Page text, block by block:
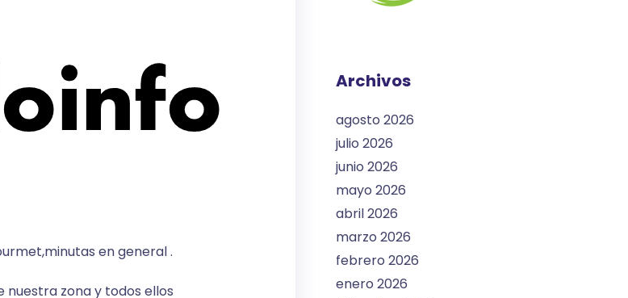
en general .
nuestra zona y todos ellos
Archivos
agosto 2026
julio 2026
junio 2026
mayo 2026
abril 2026
marzo 2026
febrero 2026
enero 2026